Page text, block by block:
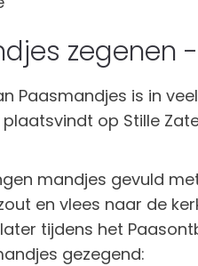
zegenen
Paasmandjes is in
op Stille
mandjes gevuld
en vlees naar de
tijdens het
gezegend: